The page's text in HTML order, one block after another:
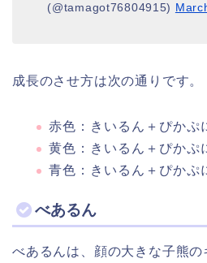
(@tamagot76804915)
成長のさせ方は次の通りです。
赤色：きいるん＋ぴかぷ
黄色：きいるん＋ぴかぷ
青色：きいるん＋ぴかぷ
べあるん
べあるんは、顔の大きな子熊の